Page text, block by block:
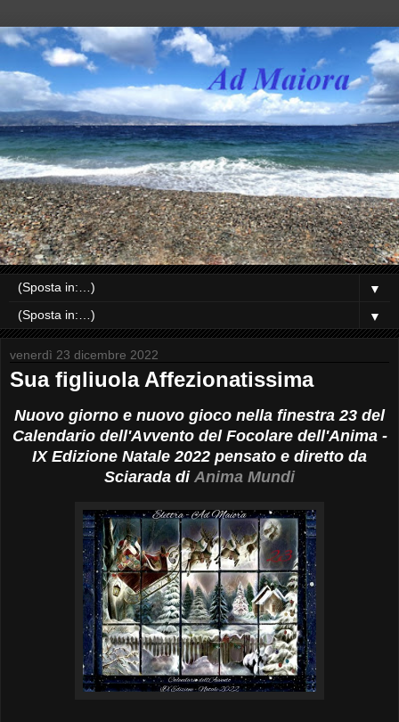
▼
▼
venerdì 23 dicembre 2022
Sua figliuola Affezionatissima
Nuovo giorno e nuovo gioco nella finestra 23 del
Calendario dell'Avvento del Focolare dell'Anima -
IX Edizione Natale 2022 pensato e diretto da
Sciarada di Anima Mundi